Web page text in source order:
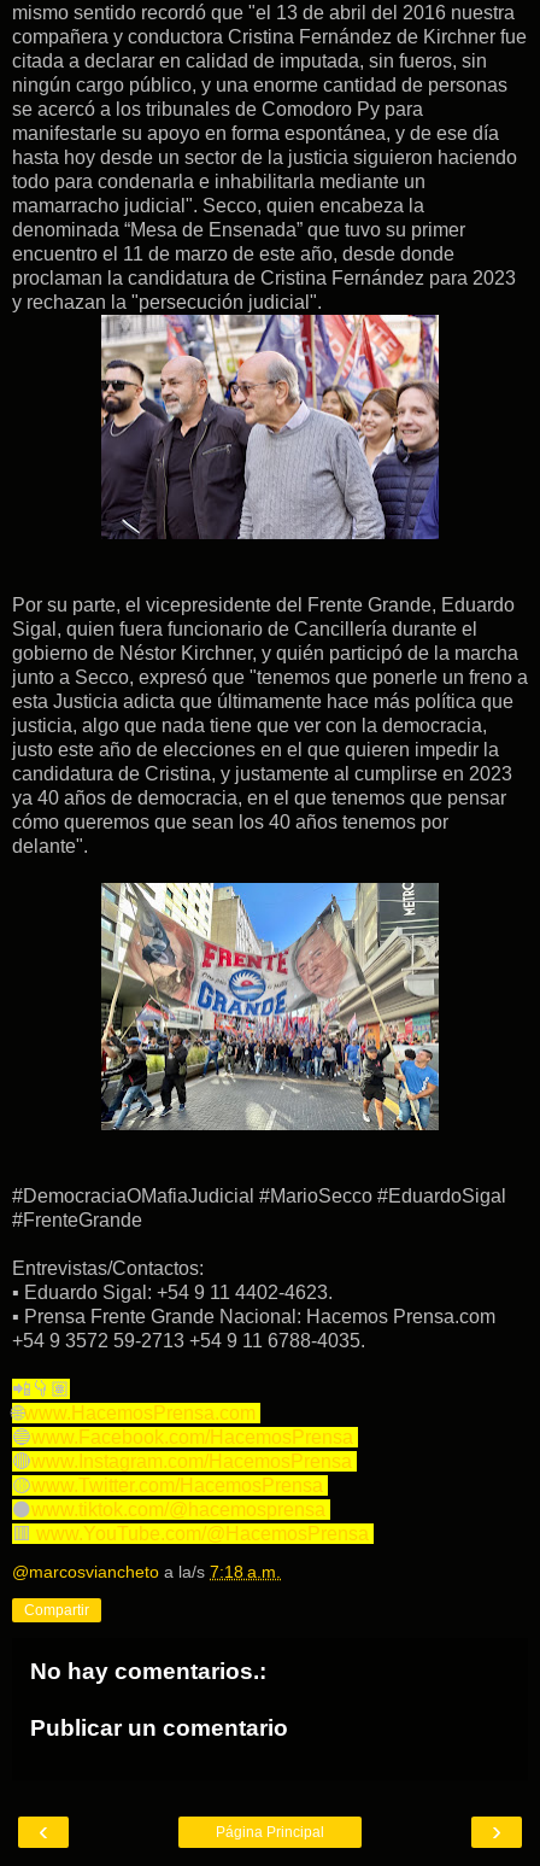
mismo sentido recordó que "el 13 de abril del 2016 nuestra
compañera y conductora Cristina Fernández de Kirchner fue
citada a declarar en calidad de imputada, sin fueros, sin
ningún cargo público, y una enorme cantidad de personas
se acercó a los tribunales de Comodoro Py para
manifestarle su apoyo en forma espontánea, y de ese día
hasta hoy desde un sector de la justicia siguieron haciendo
todo para condenarla e inhabilitarla mediante un
mamarracho judicial". Secco, quien encabeza la
denominada “Mesa de Ensenada” que tuvo su primer
encuentro el 11 de marzo de este año, desde donde
proclaman la candidatura de Cristina Fernández para 2023
y rechazan la "persecución judicial".
Por su parte, el vicepresidente del Frente Grande, Eduardo
Sigal, quien fuera funcionario de Cancillería durante el
gobierno de Néstor Kirchner, y quién participó de la marcha
junto a Secco, expresó que "tenemos que ponerle un freno a
esta Justicia adicta que últimamente hace más política que
justicia, algo que nada tiene que ver con la democracia,
justo este año de elecciones en el que quieren impedir la
candidatura de Cristina, y justamente al cumplirse en 2023
ya 40 años de democracia, en el que tenemos que pensar
cómo queremos que sean los 40 años tenemos por
delante".
#DemocraciaOMafiaJudicial #MarioSecco #EduardoSigal
#FrenteGrande
Entrevistas/Contactos:
▪︎ Eduardo Sigal: +54 9 11 4402-4623.
▪︎ Prensa Frente Grande Nacional: Hacemos Prensa.com
+54 9 3572 59-2713 +54 9 11 6788-4035.
📲👇🏽
🌐www.HacemosPrensa.com
🔵www.Facebook.com/HacemosPrensa
🔴www.Instagram.com/HacemosPrensa
🟡www.Twitter.com/HacemosPrensa
⚫️www.tiktok.com/@hacemosprensa
🟥 www.YouTube.com/@HacemosPrensa
@marcosviancheto a la/s 7:18 a.m.
Compartir
No hay comentarios.:
Publicar un comentario
‹ ›
Página Principal